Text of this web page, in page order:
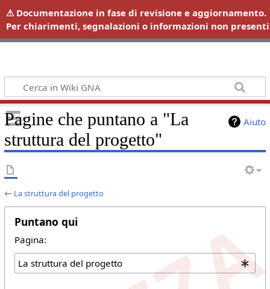
Wiki GNA
Aiuto
Pagine che puntano a "La
struttura del progetto"
← La struttura del progetto
Puntano qui
Pagina: